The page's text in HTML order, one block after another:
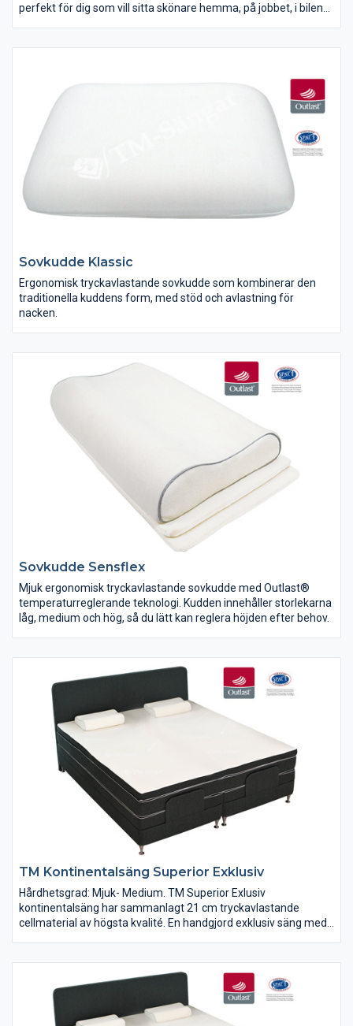
perfekt för dig som vill sitta skönare hemma, på jobbet, i bilen
Sovkudde Klassic
Ergonomisk tryckavlastande sovkudde som kombinerar den
traditionella kuddens form, med stöd och avlastning för
nacken.
Sovkudde Sensflex
Mjuk ergonomisk tryckavlastande sovkudde med Outlast®
temperaturreglerande teknologi. Kudden innehåller storlekarna
låg, medium och hög, så du lätt kan reglera höjden efter behov.
TM Kontinentalsäng Superior Exklusiv
Hårdhetsgrad: Mjuk- Medium. TM Superior Exlusiv
kontinentalsäng har sammanlagt 21 cm tryckavlastande
cellmaterial av högsta kvalité. En handgjord exklusiv säng med